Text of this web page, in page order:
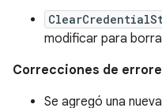
modificar para
Correcciones de
Se agregó una